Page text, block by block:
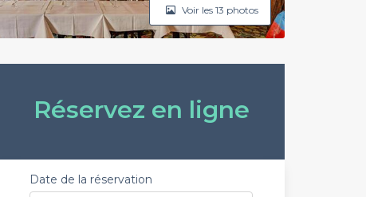
Voir les 13 photos
Réservez en ligne
Date de la réservation